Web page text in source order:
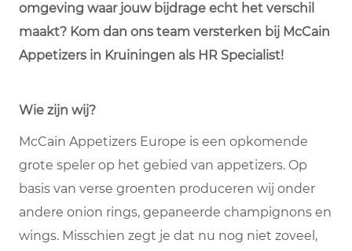
omgeving waar jouw bijdrage echt het verschil
maakt? Kom dan ons team versterken bij McCain
Appetizers in Kruiningen als HR Specialist!
Wie zijn wij?
McCain Appetizers Europe is een opkomende
grote speler op het gebied van appetizers. Op
basis van verse groenten produceren wij onder
andere onion rings, gepaneerde champignons en
wings. Misschien zegt je dat nu nog niet zoveel,